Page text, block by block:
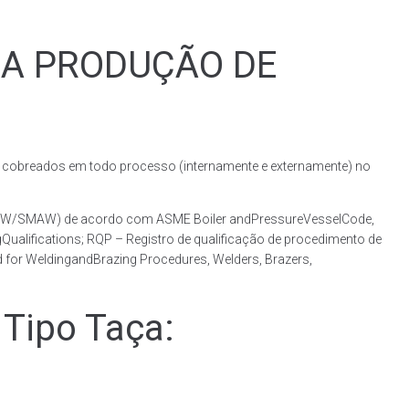
PRODUÇÃO DE
em todo processo (internamente e externamente) no
SMAW) de acordo com ASME Boiler andPressureVesselCode,
RQP – Registro de qualificação de procedimento de
WeldingandBrazing Procedures, Welders, Brazers,
Taça: